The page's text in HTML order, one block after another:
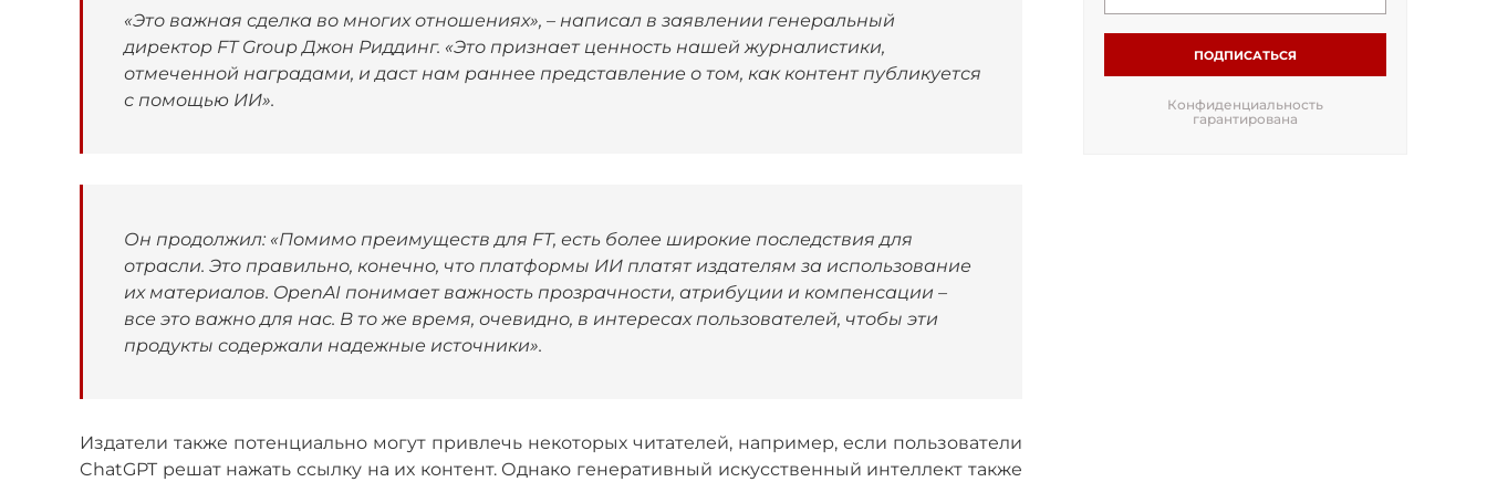
«Это важная сделка во многих отношениях», – написал в заявлении генеральный
директор FT Group Джон Риддинг. «Это признает ценность нашей журналистики,
отмеченной наградами, и даст нам раннее представление о том, как контент публикуется
с помощью ИИ».
Он продолжил: «Помимо преимуществ для FT, есть более широкие последствия для
отрасли. Это правильно, конечно, что платформы ИИ платят издателям за использование
их материалов. OpenAI понимает важность прозрачности, атрибуции и компенсации –
все это важно для нас. В то же время, очевидно, в интересах пользователей, чтобы эти
продукты содержали надежные источники».
Издатели также потенциально могут привлечь некоторых читателей, например, если пользователи
ChatGPT решат нажать ссылку на их контент. Однако генеративный искусственный интеллект также
ПОДПИСАТЬСЯ
Конфиденциальность
гарантирована